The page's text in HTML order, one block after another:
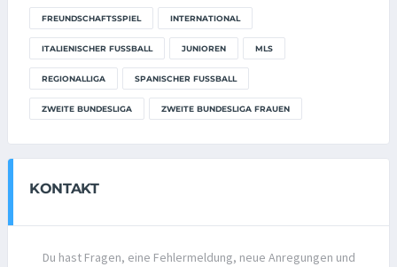
FREUNDSCHAFTSSPIEL INTERNATIONAL
ITALIENISCHER FUSSBALL JUNIOREN MLS
REGIONALLIGA SPANISCHER FUSSBALL
ZWEITE BUNDESLIGA ZWEITE BUNDESLIGA FRAUEN
KONTAKT
Du hast Fragen, eine Fehlermeldung, neue Anregungen und